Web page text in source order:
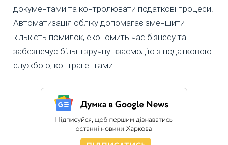
документами та контролювати податкові процеси.
Автоматизація обліку допомагає зменшити
кількість помилок, економить час бізнесу та
забезпечує більш зручну взаємодію з податковою
службою, контрагентами.